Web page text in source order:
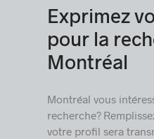
Exprimez
pour la
Montréal
Montréal vous
recherche?
votre profil sera